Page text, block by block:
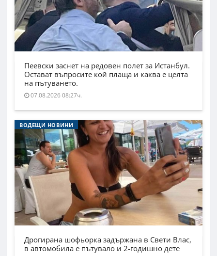
Пеевски заснет на редовен полет за Истанбул.
Остават въпросите кой плаща и каква е целта
на пътуването.
07.08.2026 08:27ч.
ВОДЕЩИ НОВИНИ
Дрогирана шофьорка задържана в Свети Влас,
в автомобила е пътувало и 2-годишно дете